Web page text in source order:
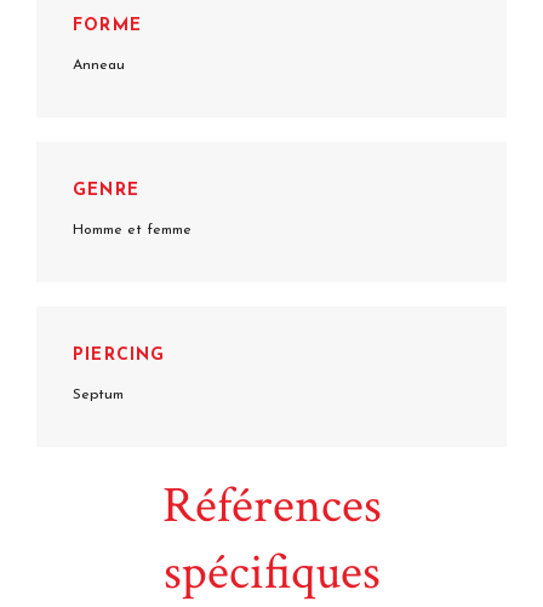
FORME
Anneau
GENRE
Homme et femme
PIERCING
Septum
Références
spécifiques